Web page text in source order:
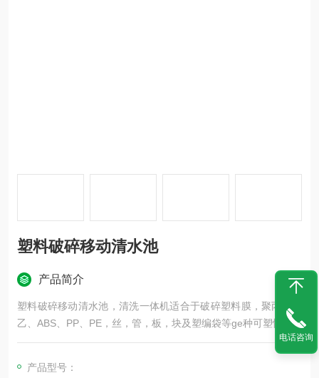
塑料破碎移动清水池
产品简介
塑料破碎移动清水池，清洗一体机适合于破碎塑料膜，聚丙、聚
乙、ABS、PP、PE，丝，管，板，块及塑编袋等ge种可塑性.
产品型号：
电话咨询